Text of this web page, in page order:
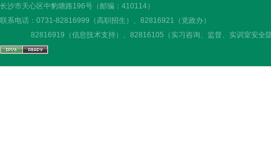
长沙市天心区中豹塘路196号（邮编：410114）
联系电话：0731-82816999（高职招生）、82816921（党政办）
82816919（信息技术支持）、82816105（实习咨询、监督、实训室安全